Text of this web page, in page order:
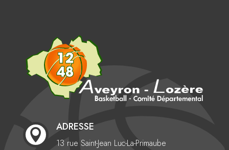

ADRESSE
13 rue Saint-Jean Luc-La-Primaube